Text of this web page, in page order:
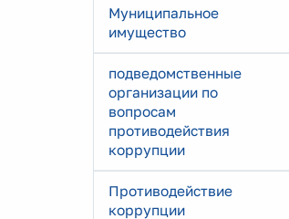
Муниципальное
имущество
подведомственные
организации по
вопросам
противодействия
коррупции
Противодействие
коррупции